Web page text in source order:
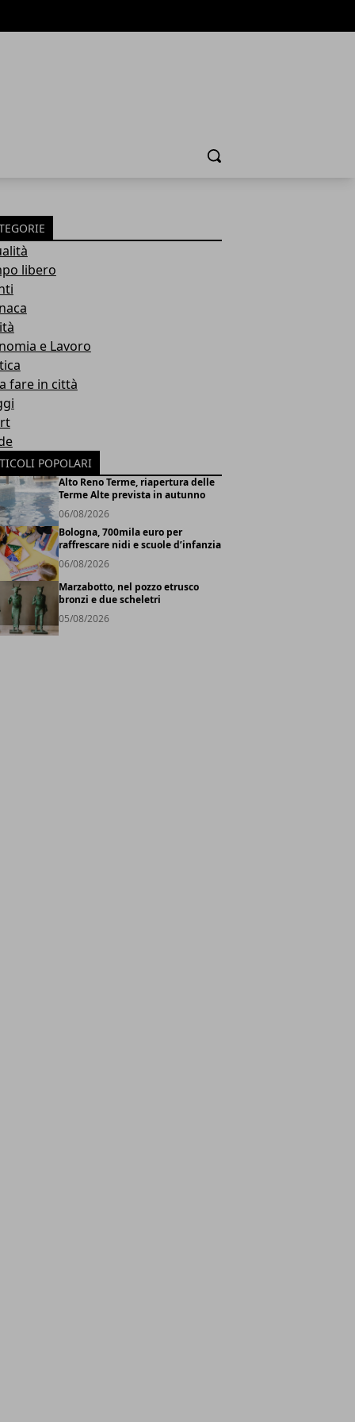
Cerca
libero
e Lavoro
fare in città
POPOLARI
Alto Reno Terme, riapertura delle
Terme Alte prevista in autunno
06/08/2026
Bologna, 700mila euro per
raffrescare nidi e scuole d’infanzia
06/08/2026
Marzabotto, nel pozzo etrusco
bronzi e due scheletri
05/08/2026